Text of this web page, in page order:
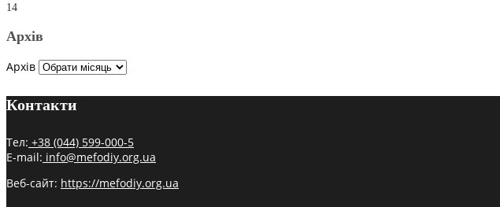
14
Архів
Архів
Контакти
Тел: +38 (044) 599-000-5
E-mail: info@mefodiy.org.ua
Веб-сайт: https://mefodiy.org.ua